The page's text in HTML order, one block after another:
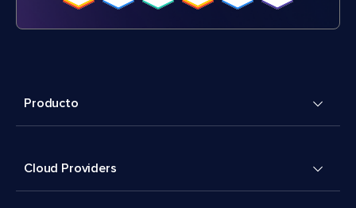
Producto
Cloud Providers